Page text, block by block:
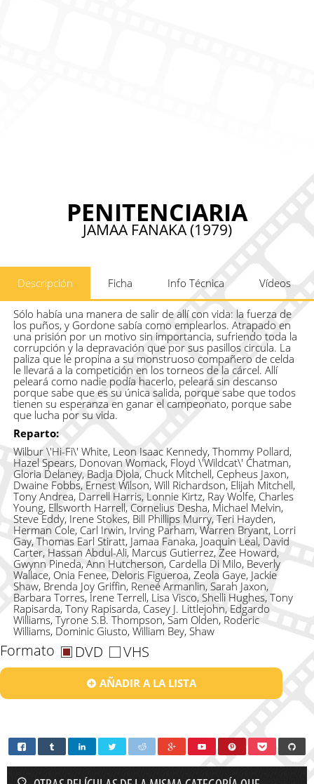
PENITENCIARIA
JAMAA FANAKA (1979)
Descripción Ficha Info Técnica Vídeos
Sólo había una manera de salir de allí con vida: la fuerza de
los puños, y Gordone sabía como emplearlos. Atrapado en
una prisión por un motivo sin importancia, sufriendo toda la
corrupción y la depravación que por sus pasillos circula. La
paliza que le propina a su monstruoso compañero de celda
le llevará a la competición en los torneos de la cárcel. Allí
peleará como nadie podía hacerlo, peleará sin descanso
porque sabe que es su única salida, porque sabe que todos
tienen su esperanza en ganar el campeonato, porque sabe
que lucha por su vida.
Reparto:
Wilbur \'Hi-Fi\' White, Leon Isaac Kennedy, Thommy Pollard,
Hazel Spears, Donovan Womack, Floyd \'Wildcat\' Chatman,
Gloria Delaney, Badja Djola, Chuck Mitchell, Cepheus Jaxon,
Dwaine Fobbs, Ernest Wilson, Will Richardson, Elijah Mitchell,
Tony Andrea, Darrell Harris, Lonnie Kirtz, Ray Wolfe, Charles
Young, Ellsworth Harrell, Cornelius Desha, Michael Melvin,
Steve Eddy, Irene Stokes, Bill Phillips Murry, Teri Hayden,
Herman Cole, Carl Irwin, Irving Parham, Warren Bryant, Lorri
Gay, Thomas Earl Stiratt, Jamaa Fanaka, Joaquin Leal, David
Carter, Hassan Abdul-Ali, Marcus Gutierrez, Zee Howard,
Gwynn Pineda, Ann Hutcherson, Cardella Di Milo, Beverly
Wallace, Onia Fenee, Deloris Figueroa, Zeola Gaye, Jackie
Shaw, Brenda Joy Griffin, Reneé Armanlin, Sarah Jaxon,
Barbara Torres, Irene Terrell, Lisa Visco, Shelli Hughes, Tony
Rapisarda, Tony Rapisarda, Casey J. Littlejohn, Edgardo
Williams, Tyrone S.B. Thompson, Sam Olden, Roderic
Williams, Dominic Giusto, William Bey, Shaw
Formato DVD VHS
AÑADIR A LA LISTA